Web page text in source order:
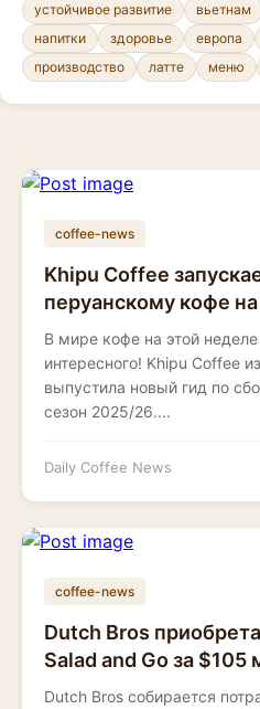
устойчивое развитие
вьетнам
напитки
здоровье европа
производство
латте меню
coffee-news
Khipu Coffee
перуанскому кофе
В мире кофе на этой
интересного! Khipu Coffee
выпустила новый гид по
сезон 2025/26....
Daily Coffee News
coffee-news
Dutch Bros
Salad and Go за $105
Dutch Bros собирается